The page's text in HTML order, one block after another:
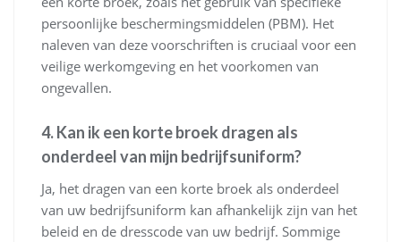
persoonlijke beschermingsmiddelen (PBM). Het
naleven van deze voorschriften is cruciaal voor een
veilige werkomgeving en het voorkomen van
ongevallen.
4. Kan ik een korte broek dragen als
onderdeel van mijn bedrijfsuniform?
Ja, het dragen van een korte broek als onderdeel
van uw bedrijfsuniform kan afhankelijk zijn van het
beleid en de dresscode van uw bedrijf. Sommige